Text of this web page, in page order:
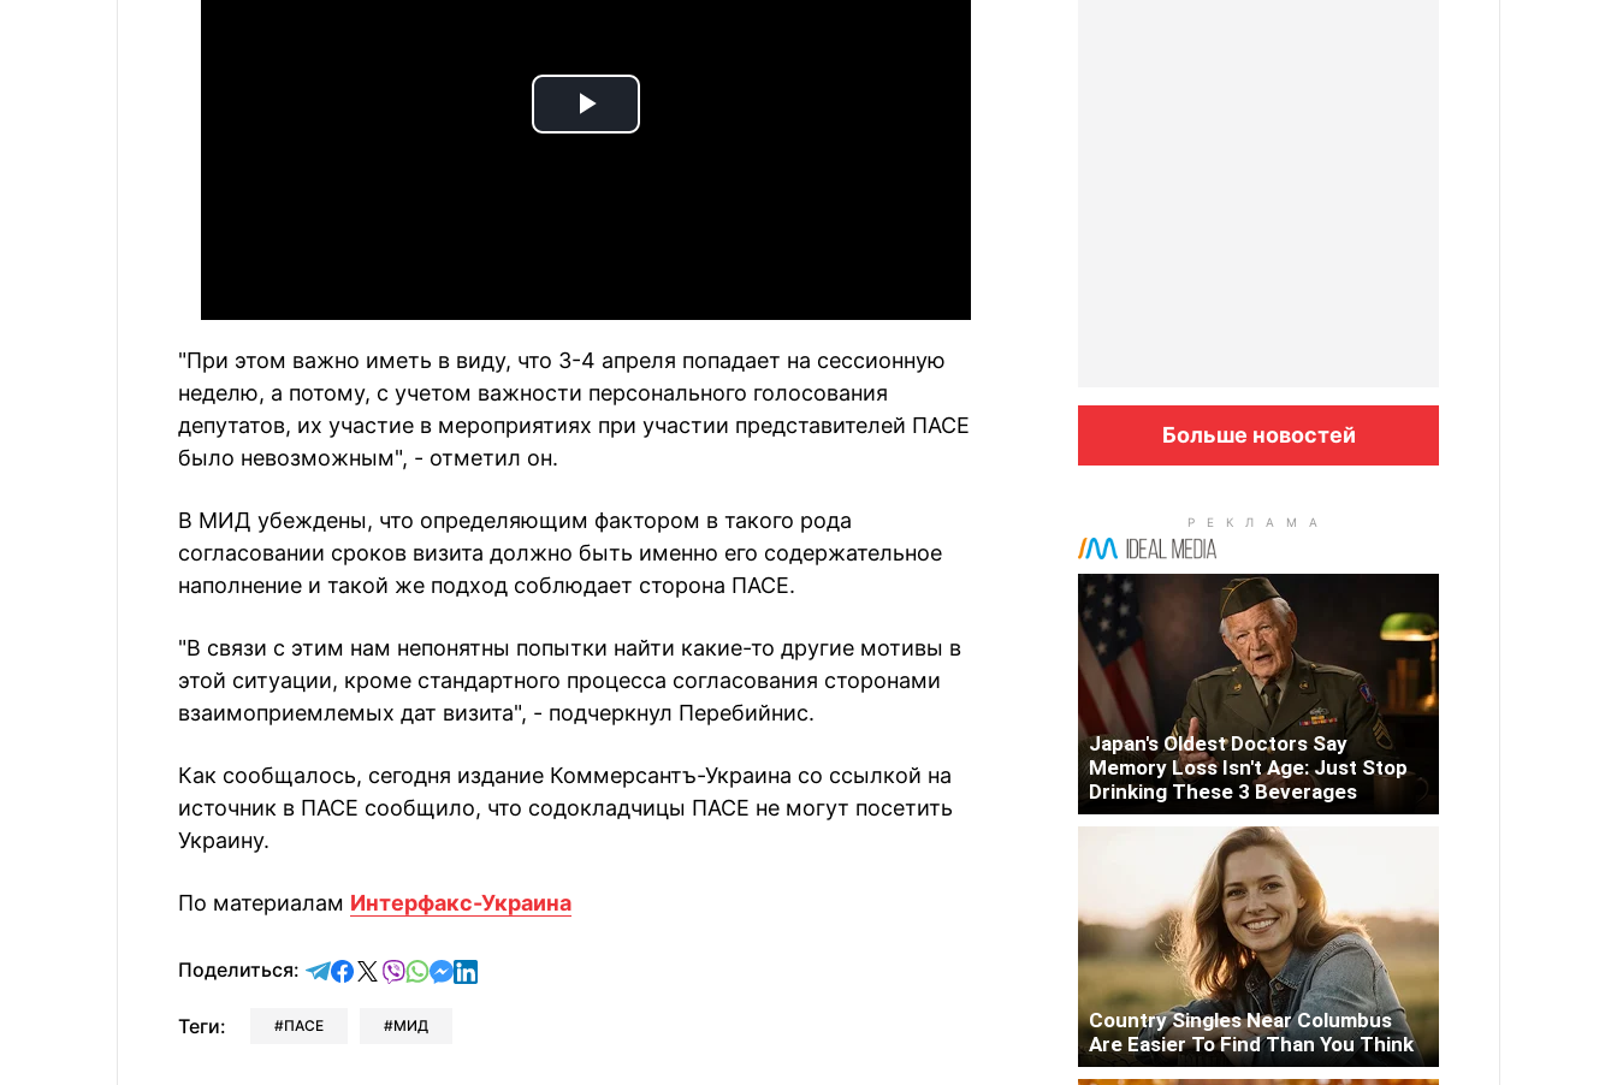
Play
"При этом важно иметь в виду, что 3-4 апреля попадает на сессионную
неделю, а потому, с учетом важности персонального голосования
депутатов, их участие в мероприятиях при участии представителей ПАСЕ
было невозможным", - отметил он.
В МИД убеждены, что определяющим фактором в такого рода
согласовании сроков визита должно быть именно его содержательное
наполнение и такой же подход соблюдает сторона ПАСЕ.
"В связи с этим нам непонятны попытки найти какие-то другие мотивы в
этой ситуации, кроме стандартного процесса согласования сторонами
взаимоприемлемых дат визита", - подчеркнул Перебийнис.
Как сообщалось, сегодня издание Коммерсантъ-Украина со ссылкой на
источник в ПАСЕ сообщило, что содокладчицы ПАСЕ не могут посетить
Украину.
По материалам Интерфакс-Украина
Поделиться: отправить в Telegram
поделиться в Facebook
поделиться в X
отправить в Viber
отправить в Whatsapp
отправить в Messenger
отправить в LinkedIn
Теги: ПАСЕ МИД
Больше новостей